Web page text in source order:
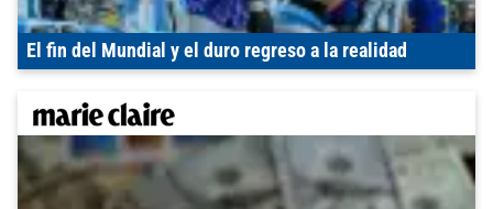
El fin del Mundial y el duro regreso a la realidad